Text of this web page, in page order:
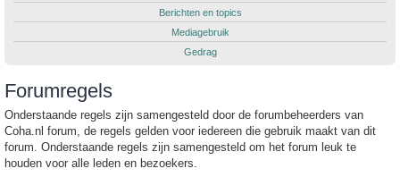
Berichten en topics
Mediagebruik
Gedrag
Forumregels
Onderstaande regels zijn samengesteld door de forumbeheerders van
Coha.nl forum, de regels gelden voor iedereen die gebruik maakt van dit
forum. Onderstaande regels zijn samengesteld om het forum leuk te
houden voor alle leden en bezoekers.